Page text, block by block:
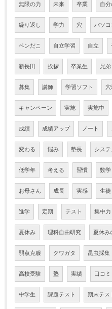
無限の力 未来 卒業 自
繰り返し 学力 穴 パソコ
ペンだこ 自立学習 自立
新長田 挨拶 卒業生 兄弟
募集 講師 学習ソフト
キャンペーン 実施 実施中
成績 成績アップ ノート
変わる 悩み 塾長 システ
低学年 考える 習慣 数学
お母さん 成長 実感 生徒
進学 定期 テスト 集中力
夏休み 理科自由研究 夏休み
弱点克服 クワガタ 昆虫採集
高校受験 塾 実績 口コミ
中学生 課題テスト 期末テス